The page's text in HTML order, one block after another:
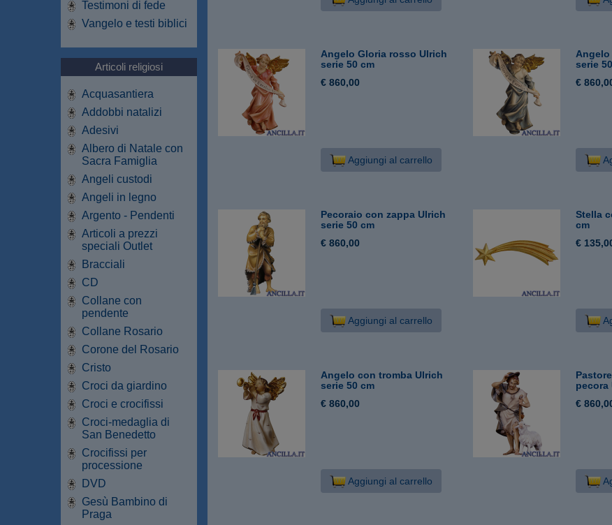
Testimoni di fede
Vangelo e testi biblici
Articoli religiosi
Acquasantiera
Addobbi natalizi
Adesivi
Albero di Natale con
Sacra Famiglia
Angeli custodi
Angeli in legno
Argento - Pendenti
Articoli a prezzi
speciali Outlet
Bracciali
CD
Collane con
pendente
Collane Rosario
Corone del Rosario
Cristo
Croci da giardino
Croci e crocifissi
Croci-medaglia di
San Benedetto
Crocifissi per
processione
DVD
Gesù Bambino di
Praga
Angelo Gloria rosso Ulrich
serie 50 cm
€ 860,00
Aggiungi al carrello
serie
€
Pecoraio con zappa Ulrich
serie 50 cm
€ 860,00
Aggiungi al carrello
Stella
cm
€
Angelo con tromba Ulrich
serie 50 cm
€ 860,00
Aggiungi al carrello
pecora
€